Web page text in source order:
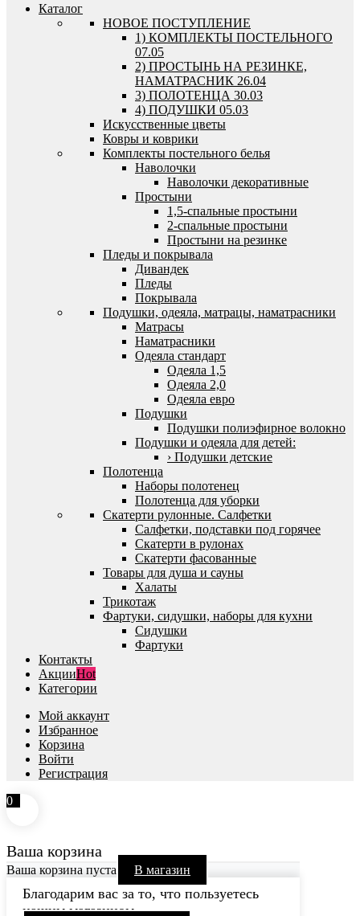
Каталог
HОВОЕ ПОСТУПЛЕНИЕ
1) КОМПЛЕКТЫ ПОСТЕЛЬНОГО
07.05
2) ПРОСТЫНЬ НА РЕЗИНКЕ,
НАМАТРАСНИК 26.04
3) ПОЛОТЕНЦА 30.03
4) ПОДУШКИ 05.03
Искусственные цветы
Ковры и коврики
Комплекты постельного белья
Наволочки
Наволочки декоративные
Простыни
1,5-спальные простыни
2-спальные простыни
Простыни на резинке
Пледы и покрывала
Дивандек
Пледы
Покрывала
Подушки, одеяла, матрацы, наматрасники
Матрасы
Наматрасники
Одеяла стандарт
Одеяла 1,5
Одеяла 2,0
Одеяла евро
Подушки
Подушки полиэфирное волокно
Подушки и одеяла для детей:
› Подушки детские
Полотенца
Наборы полотенец
Полотенца для уборки
Скатерти рулонные. Салфетки
Салфетки, подставки под горячее
Скатерти в рулонах
Скатерти фасованные
Товары для душа и сауны
Халаты
Трикотаж
Фартуки, сидушки, наборы для кухни
Сидушки
Фартуки
Контакты
АкцииHot
Категории
Мой аккаунт
Избранное
Корзина
Войти
Регистрация
0
Ваша корзина
Ваша корзина пуста В магазин
Благодарим вас за то, что пользуетесь
нашим магазином